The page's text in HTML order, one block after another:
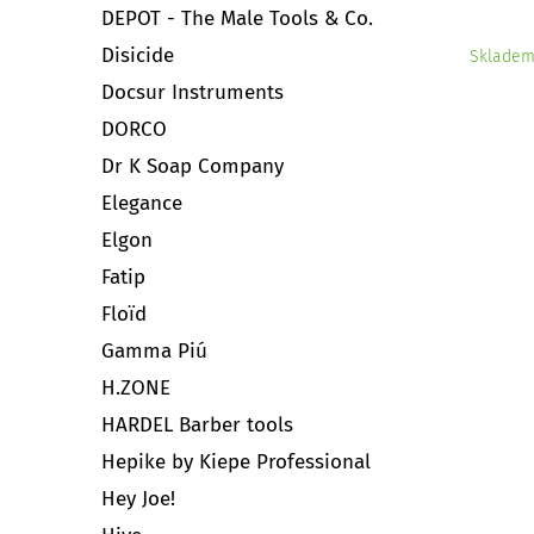
DEPOT - The Male Tools & Co.
Disicide
Docsur Instruments
DORCO
Dr K Soap Company
Elegance
Elgon
Fatip
Floïd
Gamma Piú
H.ZONE
HARDEL Barber tools
Hepike by Kiepe Professional
Hey Joe!
Skladem